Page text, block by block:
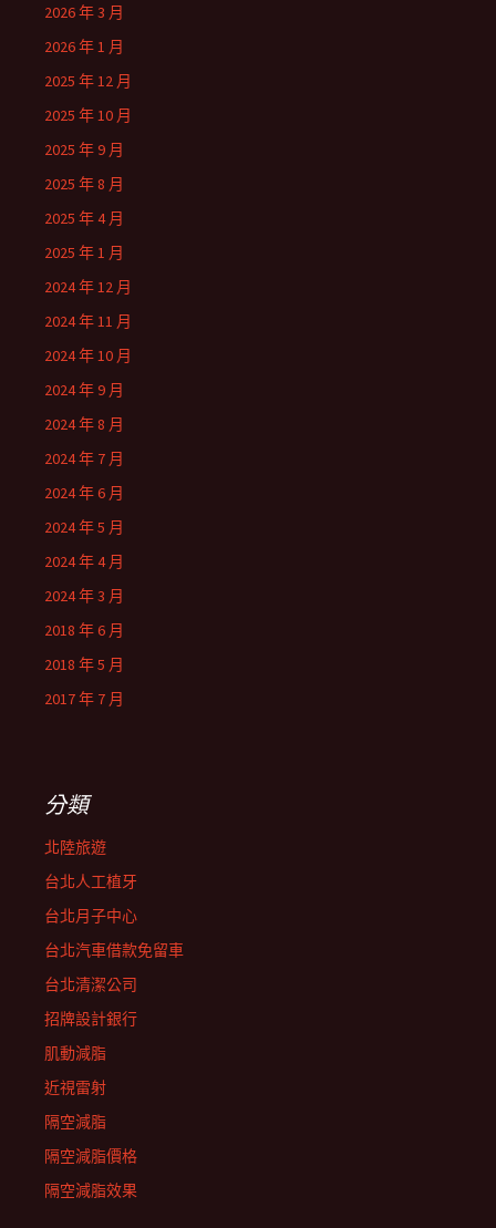
2026 年 3 月
2026 年 1 月
2025 年 12 月
2025 年 10 月
2025 年 9 月
2025 年 8 月
2025 年 4 月
2025 年 1 月
2024 年 12 月
2024 年 11 月
2024 年 10 月
2024 年 9 月
2024 年 8 月
2024 年 7 月
2024 年 6 月
2024 年 5 月
2024 年 4 月
2024 年 3 月
2018 年 6 月
2018 年 5 月
2017 年 7 月
分類
北陸旅遊
台北人工植牙
台北月子中心
台北汽車借款免留車
台北清潔公司
招牌設計銀行
肌動減脂
近視雷射
隔空減脂
隔空減脂價格
隔空減脂效果